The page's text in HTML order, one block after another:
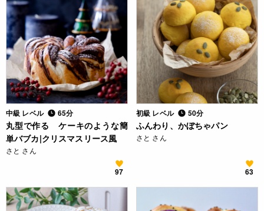
中級 レベル 65分
丸型で作る ケーキのような簡
単バブカ|クリスマスリース風
さと さん
97
初級 レベル 50分
ふんわり、かぼちゃパン
さと さん
63